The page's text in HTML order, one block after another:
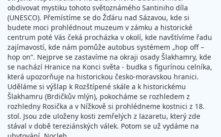
obdivovat mystiku tohoto světoznámého Santiniho díla
(UNESCO). Přemístíme se do Žďáru nad Sázavou, kde si
budete moci prohlédnout muzeum v zámku a historické
centrum poté Vás čeká procházka v okolí, kde navštívíme řadu
zajímavostí, kde nám pomůže autobus systémem „hop off –
hop on“. Nejprve se zastavíme na okraji osady Šlakhamry, kde
se nachází Hranice na Konci světa - budka s figurínou celníka,
která upozorňuje na historickou česko-moravskou hranici.
Uděláme si výšlap k Rozštípené skále a k historickému
Šlakhamru (Brdičkův mlýn), pokocháme se rozhledem z
rozhledny Rosička a v Nížkově si prohlédneme kostnici z 18.
stol. Jsou zde uloženy kosti zemřelých z lazaretu, který zde
stával v době tereziánských válek. Potom se už vydáme na